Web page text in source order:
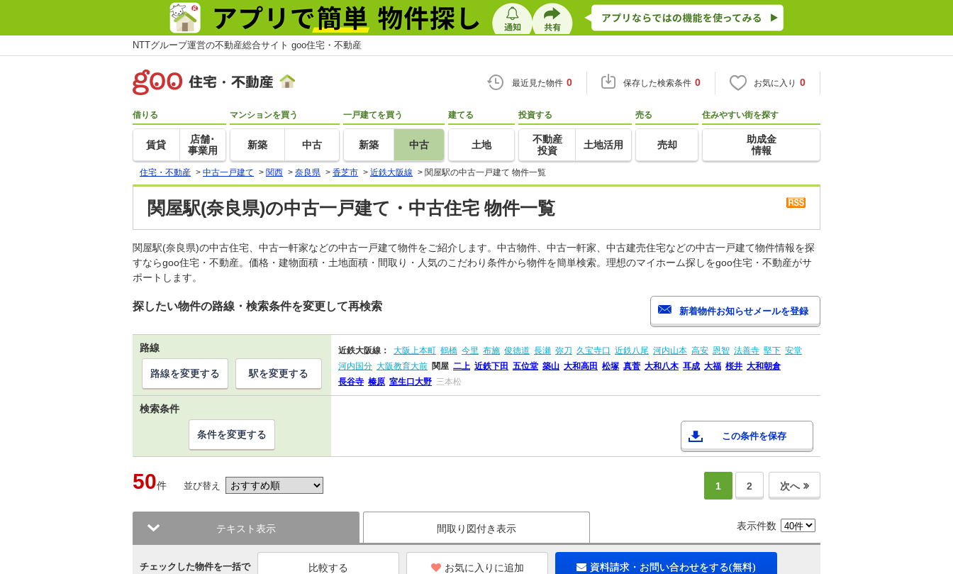
NTTグループ運営の不動産総合サイト goo住宅・不動産
最近見た物件 0 保存した検索条件 0 お気に入り 0
借りる
賃貸
店舗･
事業用
マンションを買う
新築 中古
一戸建てを買う
新築 中古
建てる
土地
投資する
不動産
投資
土地活用
売る
売却
住みやすい街を探す
助成金
情報
住宅・不動産 > 中古一戸建て > 関西 > 奈良県 > 香芝市 > 近鉄大阪線 > 関屋駅の中古一戸建て 物件一覧
関屋駅(奈良県)の中古一戸建て・中古住宅 物件一覧
関屋駅(奈良県)の中古住宅、中古一軒家などの中古一戸建て物件をご紹介します。中古物件、中古一軒家、中古建売住宅などの中古一戸建て物件情報を探
すならgoo住宅・不動産。価格・建物面積・土地面積・間取り・人気のこだわり条件から物件を簡単検索。理想のマイホーム探しをgoo住宅・不動産がサ
ポートします。
探したい物件の路線・検索条件を変更して再検索
路線 近鉄大阪線： 大阪上本町 鶴橋 今里 布施 俊徳道 長瀬 弥刀 久宝寺口 近鉄八尾 河内山本 高安 恩智 法善寺 堅下 安堂
河内国分 大阪教育大前 関屋 二上 近鉄下田 五位堂 築山 大和高田 松塚 真菅 大和八木 耳成 大福 桜井 大和朝倉
長谷寺 榛原 室生口大野 三本松
路線を変更する 駅を変更する
検索条件
この条件を保存
条件を変更する
50件 並び替え 1 2 次へ
テキスト表示 間取り図付き表示 表示件数
チェックした物件を一括で お気に入りに追加 資料請求・お問い合わせをする(無料)